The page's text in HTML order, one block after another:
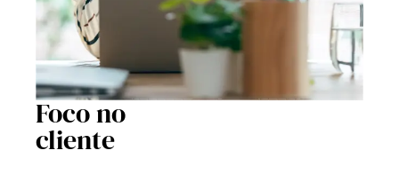
Foco no
cliente